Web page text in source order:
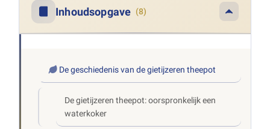
Inhoudsopgave (8)
De geschiedenis van de gietijzeren theepot
De gietijzeren theepot: oorspronkelijk een
waterkoker